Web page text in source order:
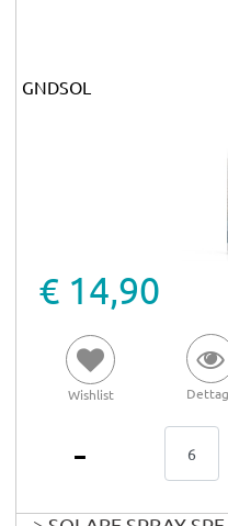
GNDSOL
€ 14,90
Wishlist